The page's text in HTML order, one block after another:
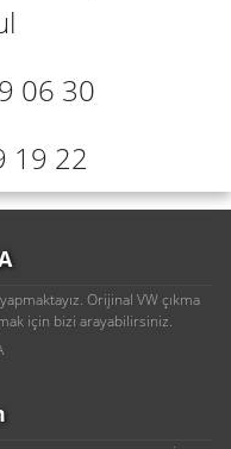
06 30
19 22
Orijinal VW çıkma
için bizi arayabilirsiniz.